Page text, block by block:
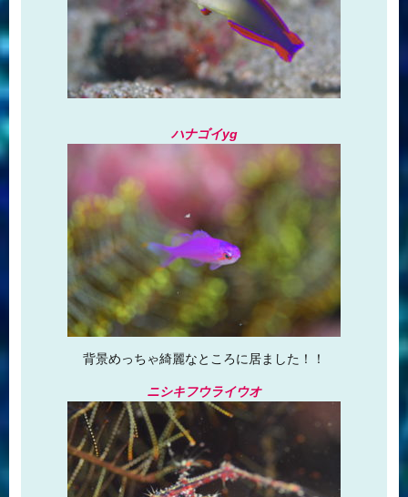
ハナゴイyg
背景めっちゃ綺麗なところに居ました！！
ニシキフウライウオ